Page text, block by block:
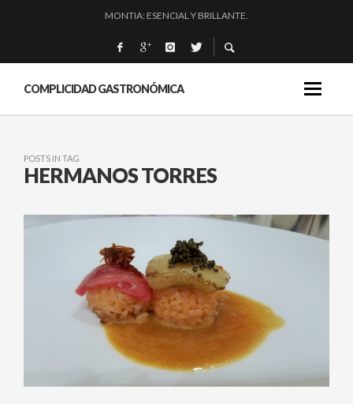
MONTIA: ESENCIAL Y BRILLANTE.
BAKKO: NIGIRIS, VINO Y BRASAS.
QUIQUE DACOSTA: «UNA GRAN OBRA»
COMPLICIDAD GASTRONÓMICA
POSTS IN TAG
HERMANOS TORRES